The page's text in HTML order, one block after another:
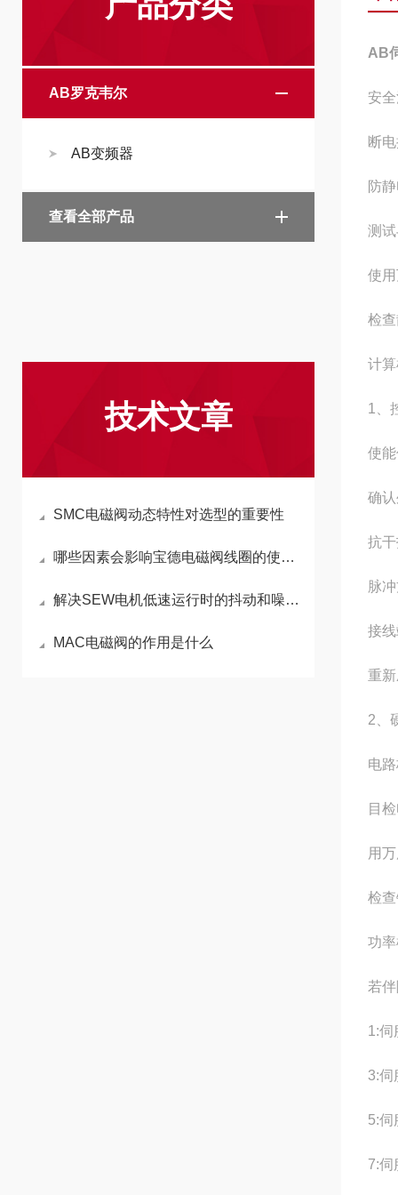
AB罗克韦尔
AB变频器
查看全部产品
技术文章
SMC电磁阀动态特性对选型的重要性
哪些因素会影响宝德电磁阀线圈的使用效果
解决SEW电机低速运行时的抖动和噪音现象
MAC电磁阀的作用是什么
AB
安
断
防
测
使
检
计
1、
使
确
抗
脉
接
重
2、
电
目
用
检
功
若
1:伺
3:伺
5:伺
7:伺